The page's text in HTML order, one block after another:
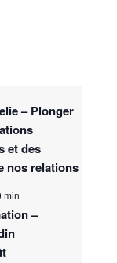
– Plonger
et des
nos relations
min
–